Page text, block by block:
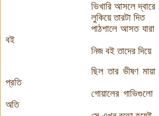
ভিখারি আসলে দ্বারে
লুকিয়ে তারটা দিত
পাঠশালে আসত যারা
বই
নিজ বই তাদের দিয়ে
ছিল তার ভীষণ মায়া
প্রতি
গোয়ালের গাভিগুলো
অতি